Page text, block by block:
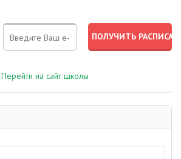
Перейти на сайт школы